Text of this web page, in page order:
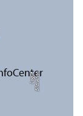
Bil
d:
A
n
n
a
L
o
g
u
e